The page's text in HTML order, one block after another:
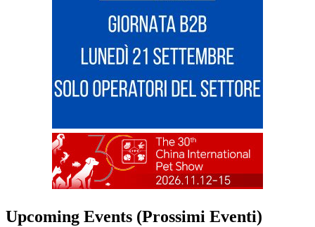
Upcoming Events (Prossimi Eventi)